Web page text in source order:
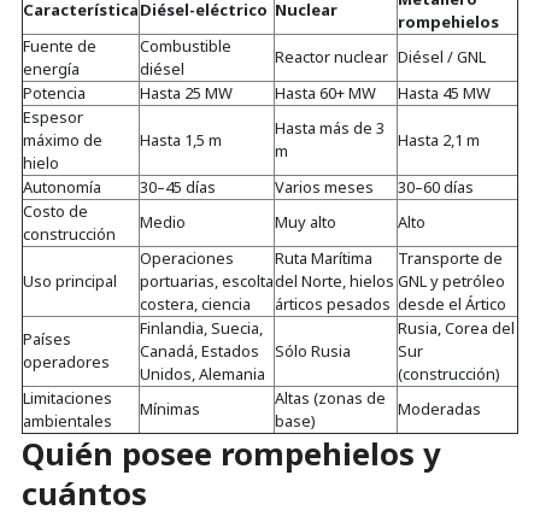
CaracterísticaDiésel-eléctrico Nuclear
rompehielos
Fuente de
energía
Combustible
diésel
Reactor nuclear Diésel / GNL
Potencia
Hasta 25 MW Hasta 60+ MW
Hasta 45 MW
Espesor
máximo de
hielo
Hasta 1,5 m
Hasta más de 3
m
Hasta 2,1 m
Autonomía 30–45 días Varios meses
30–60 días
Costo de
construcción
Medio Muy alto Alto
Uso principal
Operaciones
portuarias, escolta
costera, ciencia
Ruta Marítima
del Norte, hielos
árticos pesados
Transporte de
GNL y petróleo
desde el Ártico
Países
operadores
Finlandia, Suecia,
Canadá, Estados
Unidos, Alemania
Sólo Rusia
Rusia, Corea del
Sur
(construcción)
Limitaciones
ambientales
Mínimas
Altas (zonas de
base)
Moderadas
Quién posee rompehielos y
cuántos